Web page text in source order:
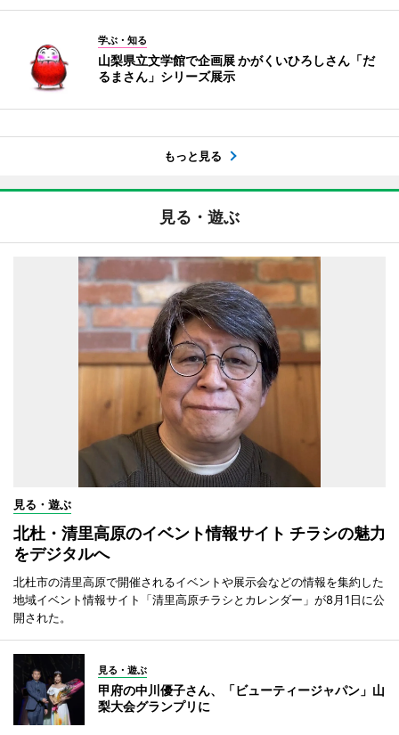
学ぶ・知る
山梨県立文学館で企画展 かがくいひろしさん「だ
るまさん」シリーズ展示
もっと見る
見る・遊ぶ
見る・遊ぶ
北杜・清里高原のイベント情報サイト チラシの魅力
をデジタルへ
北杜市の清里高原で開催されるイベントや展示会などの情報を集約した
地域イベント情報サイト「清里高原チラシとカレンダー」が8月1日に公
開された。
見る・遊ぶ
甲府の中川優子さん、「ビューティージャパン」山
梨大会グランプリに